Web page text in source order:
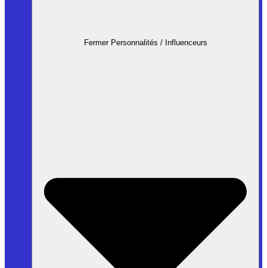
Fermer Personnalités / Influenceurs